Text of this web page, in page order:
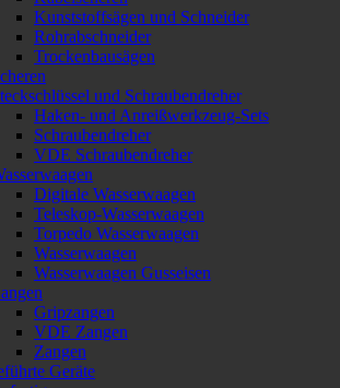
Kunststoffsägen und Schneider
Rohrabschneider
Trockenbausägen
und Schraubendreher
Haken- und Anreißwerkzeug-Sets
Schraubendreher
VDE Schraubendreher
Digitale Wasserwaagen
Teleskop-Wasserwaagen
Torpedo Wasserwaagen
Wasserwaagen
Wasserwaagen Gusseisen
Gripzangen
VDE Zangen
Zangen
Geräte